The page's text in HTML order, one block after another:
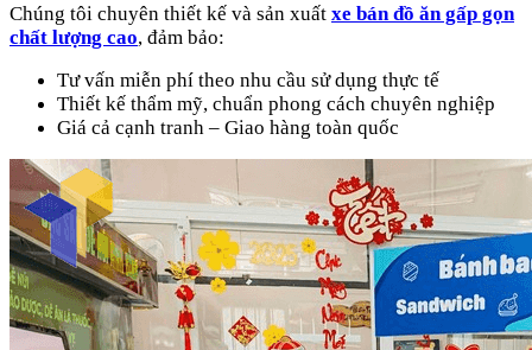
Chúng tôi chuyên thiết kế và sản xuất xe bán đồ ăn gấp gọn
chất lượng cao, đảm bảo:
Tư vấn miễn phí theo nhu cầu sử dụng thực tế
Thiết kế thẩm mỹ, chuẩn phong cách chuyên nghiệp
Giá cả cạnh tranh – Giao hàng toàn quốc